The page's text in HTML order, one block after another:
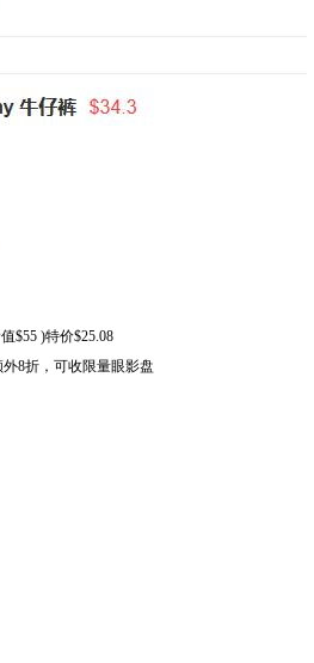
$55 )特价$25.08
8折，可收限量眼影盘